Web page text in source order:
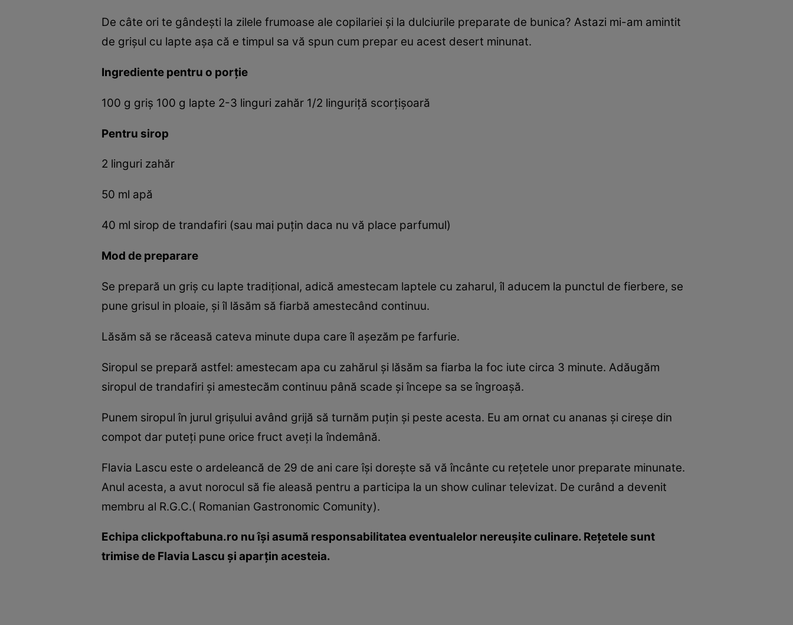
De câte ori te gândeşti la zilele frumoase ale copilariei şi la dulciurile preparate de bunica? Astazi mi-am amintit
de grişul cu lapte aşa că e timpul sa vă spun cum prepar eu acest desert minunat.
Ingrediente pentru o porţie
100 g griş 100 g lapte 2-3 linguri zahăr 1/2 linguriţă scorţişoară
Pentru sirop
2 linguri zahăr
50 ml apă
40 ml sirop de trandafiri (sau mai puţin daca nu vă place parfumul)
Mod de preparare
Se prepară un griş cu lapte tradiţional, adică amestecam laptele cu zaharul, îl aducem la punctul de fierbere, se
pune grisul in ploaie, şi îl lăsăm să fiarbă amestecând continuu.
Lăsăm să se răceasă cateva minute dupa care îl aşezăm pe farfurie.
Siropul se prepară astfel: amestecam apa cu zahărul şi lăsăm sa fiarba la foc iute circa 3 minute. Adăugăm
siropul de trandafiri şi amestecăm continuu până scade şi începe sa se îngroaşă.
Punem siropul în jurul grişului având grijă să turnăm puţin şi peste acesta. Eu am ornat cu ananas şi cireşe din
compot dar puteţi pune orice fruct aveţi la îndemână.
Flavia Lascu este o ardeleancă de 29 de ani care îşi doreşte să vă încânte cu reţetele unor preparate minunate.
Anul acesta, a avut norocul să fie aleasă pentru a participa la un show culinar televizat. De curând a devenit
membru al R.G.C.( Romanian Gastronomic Comunity).
Echipa clickpoftabuna.ro nu îşi asumă responsabilitatea eventualelor nereuşite culinare. Reţetele sunt
trimise de Flavia Lascu şi aparţin acesteia.